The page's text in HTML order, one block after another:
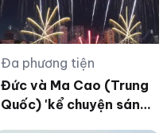
Đa phương tiện
Đức và Ma Cao (Trung
Quốc) 'kể chuyện sáng